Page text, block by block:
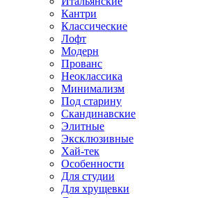
Кантри
Классические
Лофт
Модерн
Прованс
Неоклассика
Минимализм
Под старину
Скандинавские
Элитные
Эксклюзивные
Хай-тек
Особенности
Для студии
Для хрущевки